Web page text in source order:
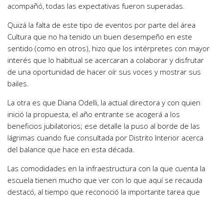
acompañó, todas las expectativas fueron superadas.
Quizá la falta de este tipo de eventos por parte del área
Cultura que no ha tenido un buen desempeño en este
sentido (como en otros), hizo que los intérpretes con mayor
interés que lo habitual se acercaran a colaborar y disfrutar
de una oportunidad de hacer oír sus voces y mostrar sus
bailes.
La otra es que Diana Odelli, la actual directora y con quien
inició la propuesta, el año entrante se acogerá a los
beneficios jubilatorios; ese detalle la puso al borde de las
lágrimas cuando fue consultada por Distrito Interior acerca
del balance que hace en esta década.
Las comodidades en la infraestructura con la que cuenta la
escuela tienen mucho que ver con lo que aquí se recauda
destacó, al tiempo que reconoció la importante tarea que